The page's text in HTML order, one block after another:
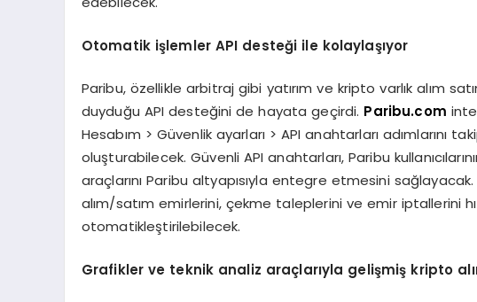
Otomatik işlemler API desteği ile kolaylaşıyor
Paribu, özellikle arbitraj gibi yatırım ve kripto varlık alım
duyduğu API desteğini de hayata geçirdi. Paribu.com
Hesabım > Güvenlik ayarları > API anahtarları adımlarını
oluşturabilecek. Güvenli API anahtarları, Paribu
araçlarını Paribu altyapısıyla entegre etmesini
alım/satım emirlerini, çekme taleplerini ve emir iptallerini
otomatikleştirilebilecek.
Grafikler ve teknik analiz araçlarıyla gelişmiş kripto al